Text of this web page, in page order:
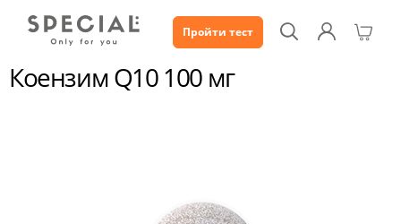
Пройти тест
Каталог Коензим Q10 100 мг
Коензим Q10 100 мг